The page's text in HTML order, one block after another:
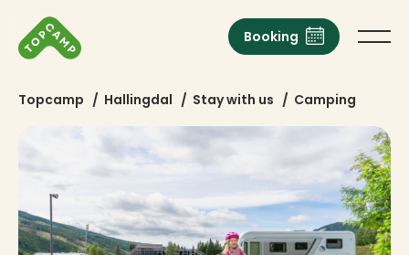
Booking
Topcamp / Hallingdal / Stay with us / Camping